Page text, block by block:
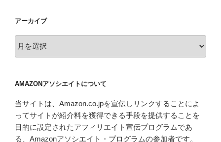
アーカイブ
ー
ブ
AMAZONアソシエイトについて
当サイトは、Amazon.co.jpを宣伝しリンクすることによ
ってサイトが紹介料を獲得できる手段を提供することを
目的に設定されたアフィリエイト宣伝プログラムであ
る、Amazonアソシエイト・プログラムの参加者です。